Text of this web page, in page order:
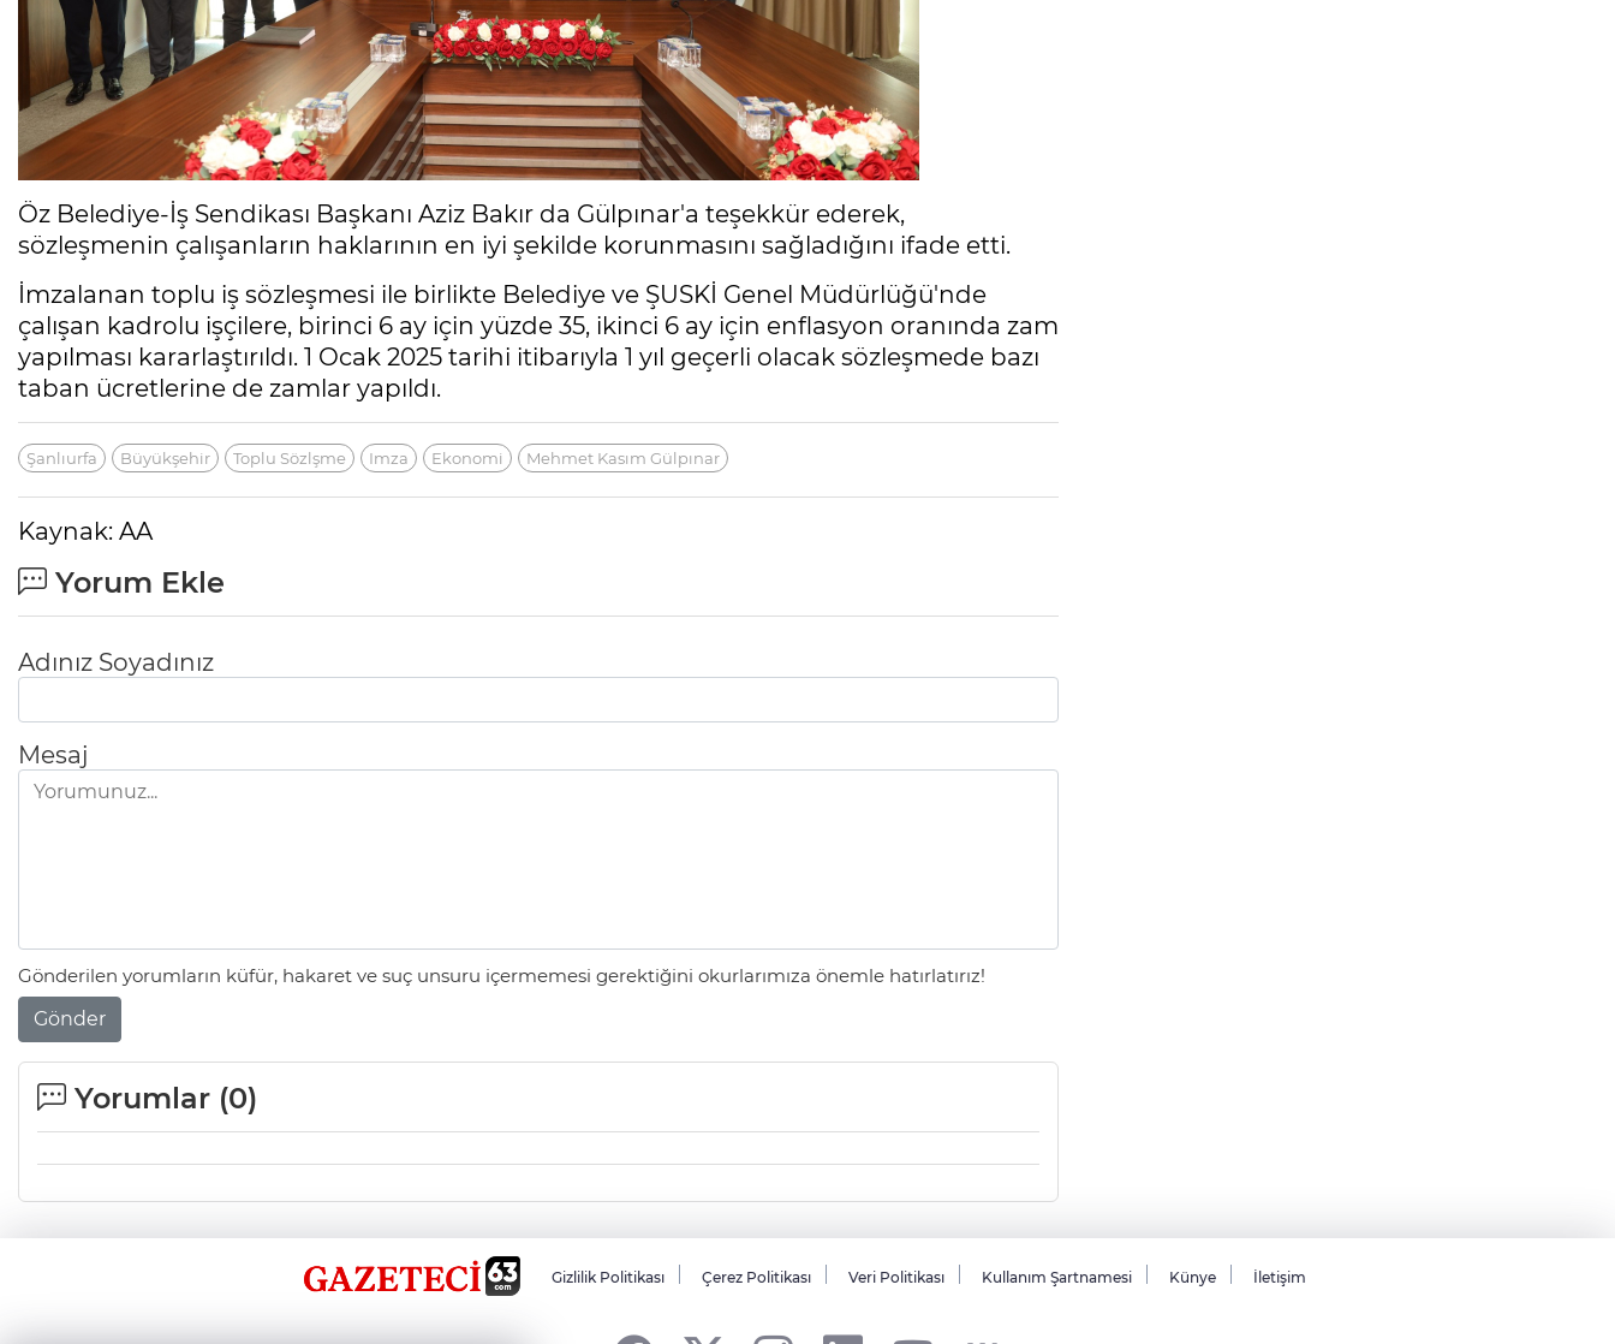
Öz Belediye-İş Sendikası Başkanı Aziz Bakır da Gülpınar'a teşekkür ederek,
sözleşmenin çalışanların haklarının en iyi şekilde korunmasını sağladığını ifade etti.
İmzalanan toplu iş sözleşmesi ile birlikte Belediye ve ŞUSKİ Genel Müdürlüğü'nde
çalışan kadrolu işçilere, birinci 6 ay için yüzde 35, ikinci 6 ay için enflasyon oranında zam
yapılması kararlaştırıldı. 1 Ocak 2025 tarihi itibarıyla 1 yıl geçerli olacak sözleşmede bazı
taban ücretlerine de zamlar yapıldı.
Şanlıurfa Büyükşehir Toplu Sözlşme Imza Ekonomi Mehmet Kasım Gülpınar
Kaynak: AA
Yorum Ekle
Adınız Soyadınız
Mesaj
Gönderilen yorumların küfür, hakaret ve suç unsuru içermemesi gerektiğini okurlarımıza önemle hatırlatırız!
Gönder
Yorumlar (0)
Gizlilik Politikası Çerez Politikası Veri Politikası Kullanım Şartnamesi Künye İletişim